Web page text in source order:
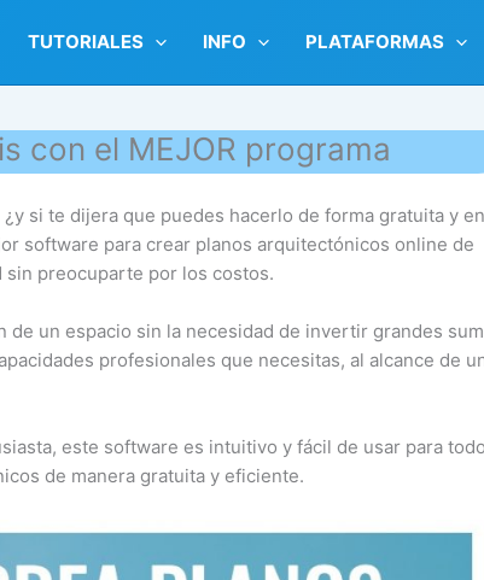
TUTORIALES INFO PLATAFORMAS
con el MEJOR programa
si te dijera que puedes hacerlo de forma gratuita y en
software para crear planos arquitectónicos online de
preocuparte por los costos.
un espacio sin la necesidad de invertir grandes
profesionales que necesitas, al alcance de
este software es intuitivo y fácil de usar para
de manera gratuita y eficiente.